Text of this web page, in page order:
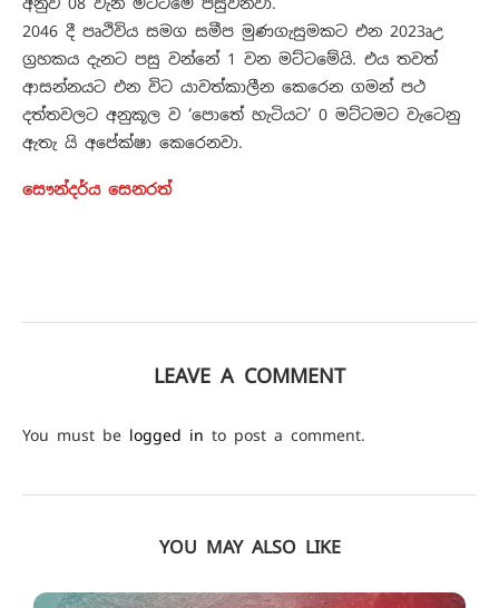
2046 දී පෘථිවිය සමග සමීප මුණගැසුමකට එන 2023ෘඋ
ග්‍රහකය දැනට පසු වන්නේ 1 වන මට්ටමේයි. එය තවත්
ආසන්නයට එන විට යාවත්කාලීන කෙරෙන ගමන් පථ
දත්තවලට අනුකූල ව ‘පොතේ හැටියට’ 0 මට්ටමට වැටෙනු
ඇතැ යි අපේක්ෂා කෙරෙනවා.
සෞන්දර්ය සෙනරත්
LEAVE A COMMENT
You must be logged in to post a comment.
YOU MAY ALSO LIKE